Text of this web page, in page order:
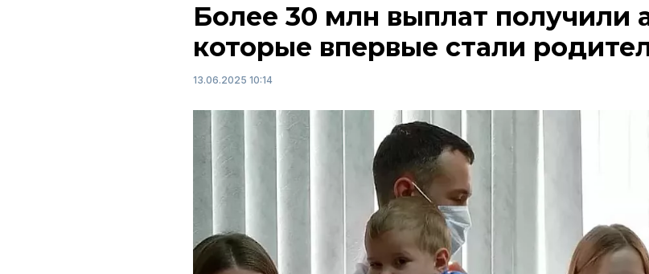
Более 30 млн выплат получили
которые впервые стали
13.06.2025 10:14